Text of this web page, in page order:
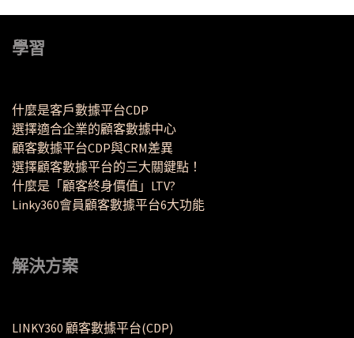
學習
什麼是客戶數據平台CDP
選擇適合企業的顧客數據中心
顧客數據平台CDP與CRM差異
選擇顧客數據平台的三大關鍵點！
什麼是「顧客終身價值」LTV?
Linky360會員顧客數據平台6大功能
解決方案
LINKY360 顧客數據平台(CDP)